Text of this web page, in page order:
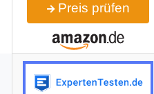
Preis prüfen